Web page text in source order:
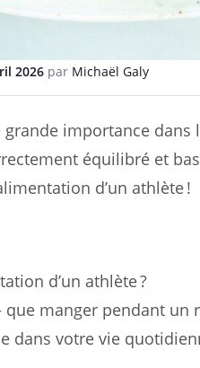
2026 par Michaël Galy
grande importance
équilibré et
d’un athlète !
d’un athlète ?
manger pendant un
dans votre vie